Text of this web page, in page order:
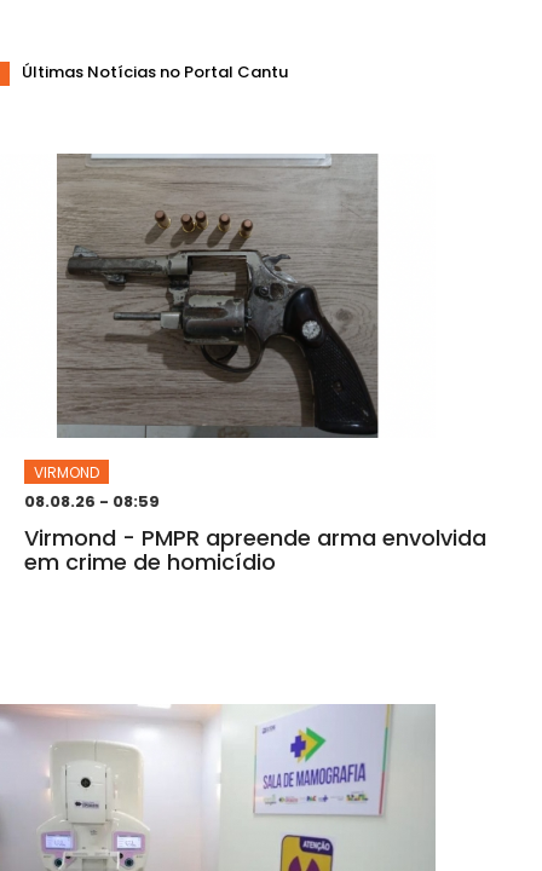
Últimas Notícias no Portal Cantu
VIRMOND
08.08.26 - 08:59
Virmond - PMPR apreende arma envolvida
em crime de homicídio